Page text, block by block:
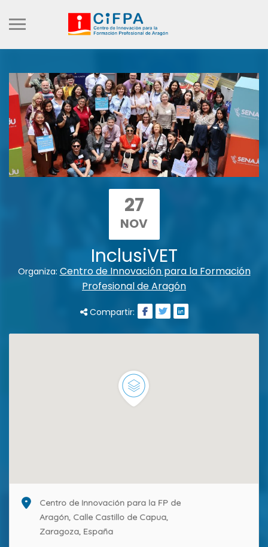
27
NOV
InclusiVET
Organiza: Centro de Innovación para la Formación
Profesional de Aragón
Compartir:
Centro de Innovación para la FP de
Aragón, Calle Castillo de Capua,
Zaragoza, España